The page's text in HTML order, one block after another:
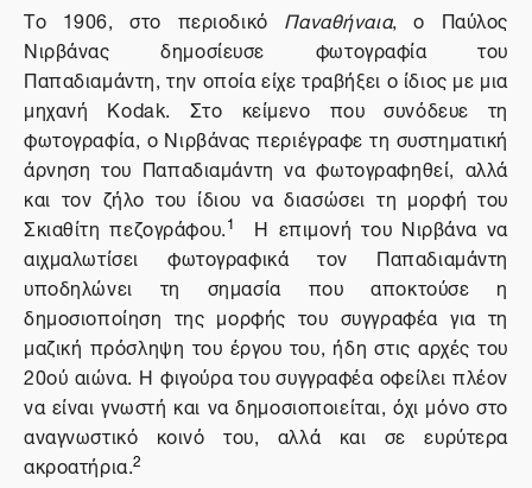
Το 1906, στο περιοδικό Παναθήναια, ο Παύλος
Νιρβάνας δημοσίευσε φωτογραφία του
Παπαδιαμάντη, την οποία είχε τραβήξει ο ίδιος με μια
μηχανή Kodak. Στο κείμενο που συνόδευε τη
φωτογραφία, ο Νιρβάνας περιέγραφε τη συστηματική
άρνηση του Παπαδιαμάντη να φωτογραφηθεί, αλλά
και τον ζήλο του ίδιου να διασώσει τη μορφή του
Σκιαθίτη πεζογράφου.1
Η επιμονή του Νιρβάνα να
αιχμαλωτίσει φωτογραφικά τον Παπαδιαμάντη
υποδηλώνει τη σημασία που αποκτούσε η
δημοσιοποίηση της μορφής του συγγραφέα για τη
μαζική πρόσληψη του έργου του, ήδη στις αρχές του
20ού αιώνα. Η φιγούρα του συγγραφέα οφείλει πλέον
να είναι γνωστή και να δημοσιοποιείται, όχι μόνο στο
αναγνωστικό κοινό του, αλλά και σε ευρύτερα
ακροατήρια.2